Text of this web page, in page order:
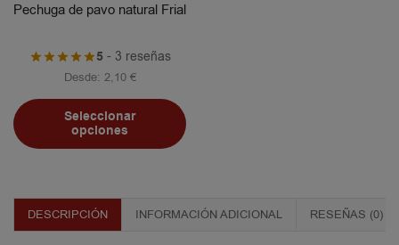
Pechuga de pavo natural Frial
5- 3 reseñas
Desde: 2,10 €
Seleccionar
opciones
DESCRIPCIÓN INFORMACIÓN ADICIONAL RESEÑAS (0)